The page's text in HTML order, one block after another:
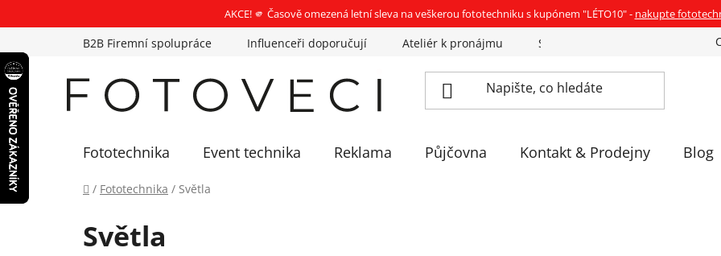
AKCE! 🫵 Časově omezená letní sleva na veškerou fototechniku s kupónem "LÉTO10" - nakupte
na
obsah
B2B Firemní spolupráce Influenceři doporučují Ateliér k pronájmu Sázíme stromky Eventovka
Fototechnika Event technika Reklama Půjčovna Kontakt & Prodejny Blog
Domů
/ Fototechnika / Světla
Světla